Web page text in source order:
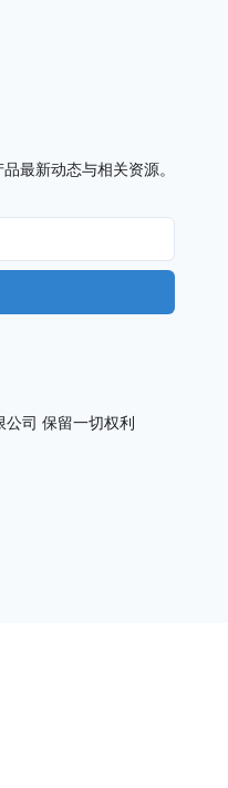
最新动态与相关资源。
司 保留一切权利